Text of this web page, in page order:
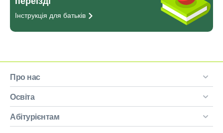
Інструкція для батьків
Про нас
Освіта
Абітурієнтам